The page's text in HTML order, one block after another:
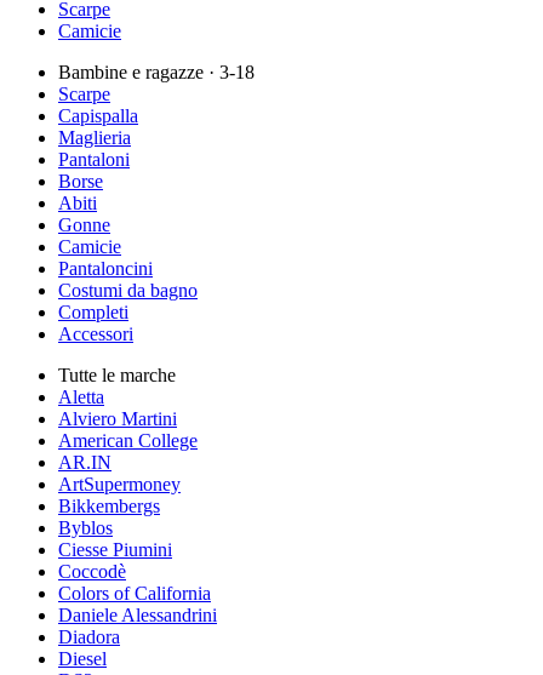
Scarpe
Camicie
Bambine e ragazze · 3-18
Scarpe
Capispalla
Maglieria
Pantaloni
Borse
Abiti
Gonne
Camicie
Pantaloncini
Costumi da bagno
Completi
Accessori
Tutte le marche
Aletta
Alviero Martini
American College
AR.IN
ArtSupermoney
Bikkembergs
Byblos
Ciesse Piumini
Coccodè
Colors of California
Daniele Alessandrini
Diadora
Diesel